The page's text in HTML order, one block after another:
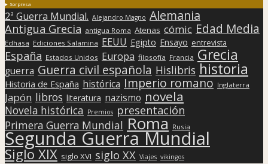
Sorpresa
2ª Guerra Mundial. Alejandro Magno Alemania
Antigua Grecia antigua Roma Atenas cómic Edad Media
Edhasa Ediciones Salamina EEUU Egipto Ensayo entrevista
España Estados Unidos Europa filosofía Francia Grecia
guerra Guerra civil española Hislibris historia
Historia de España histórica Imperio romano Inglaterra
Japón libros literatura nazismo novela
Novela histórica Premios presentación
Primera Guerra Mundial Roma Rusia
Segunda Guerra Mundial
Siglo XIX siglo XVI siglo XX Viajes vikingos